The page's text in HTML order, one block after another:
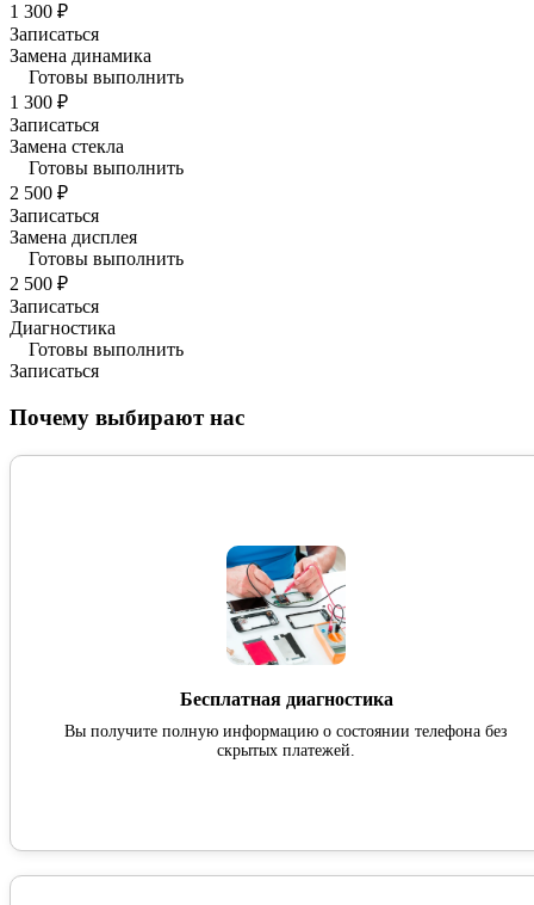
1 300 ₽
Записаться
Замена динамика
Готовы выполнить
1 300 ₽
Записаться
Замена стекла
Готовы выполнить
2 500 ₽
Записаться
Замена дисплея
Готовы выполнить
2 500 ₽
Записаться
Диагностика
Готовы выполнить
Записаться
Почему выбирают нас
Бесплатная диагностика
Вы получите полную информацию о состоянии телефона без
скрытых платежей.